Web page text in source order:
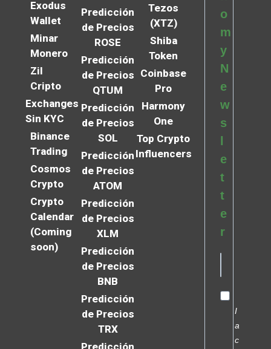
Exodus
Wallet
Minar
Monero
Zil
Cripto
Exchanges
Sin KYC
Binance
Trading
Cosmos
Crypto
Crypto
Calendar
(Coming
soon)
Predicción
de Precios
ROSE
Predicción
de Precios
QTUM
Predicción
de Precios
SOL
Predicción
de Precios
ATOM
Predicción
de Precios
XLM
Predicción
de Precios
BNB
Predicción
de Precios
TRX
Predicción
Tezos
(XTZ)
Shiba
Token
Coinbase
Pro
Harmony
One
Top Crypto
Influencers
o
m
y
N
e
w
s
l
e
t
t
e
r
I
a
c